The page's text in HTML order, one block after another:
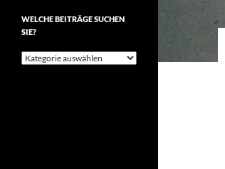
WELCHE BEITRÄGE SUCHEN
SIE?
Welche